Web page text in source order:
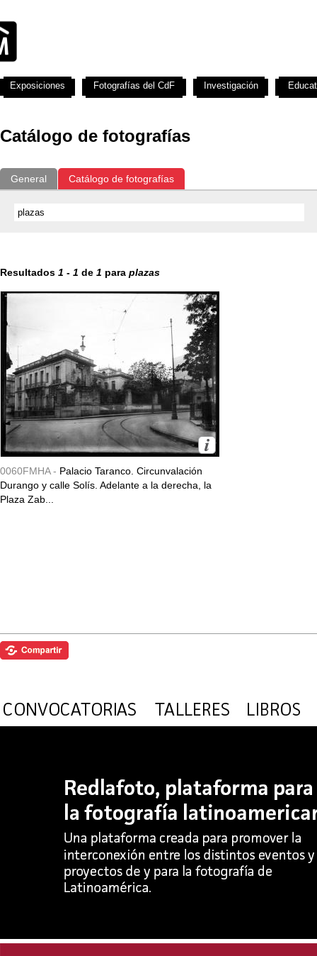
Catálogo de fotografías
General Catálogo de fotografías
Resultados 1 - 1 de 1 para plazas
0060FMHA - Palacio Taranco. Circunvalación
Durango y calle Solís. Adelante a la derecha, la
Plaza Zab...
Exposiciones Fotografías del CdF Investigación